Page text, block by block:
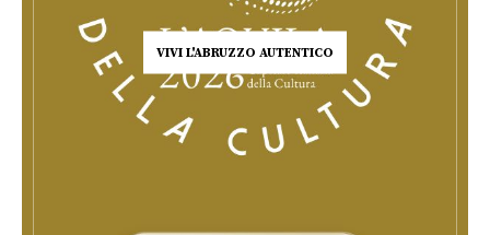
VIVI L'ABRUZZO AUTENTICO